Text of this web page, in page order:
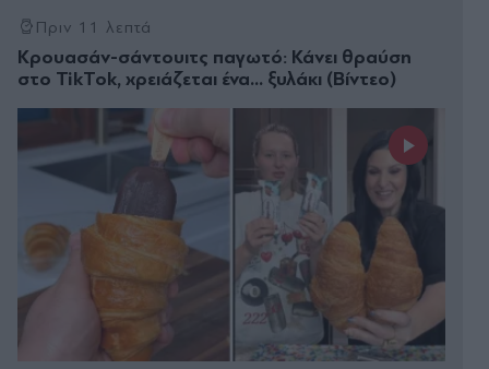
Πριν 11 λεπτά
Κρουασάν-σάντουιτς παγωτό: Κάνει θραύση
στο TikTok, χρειάζεται ένα... ξυλάκι (Βίντεο)